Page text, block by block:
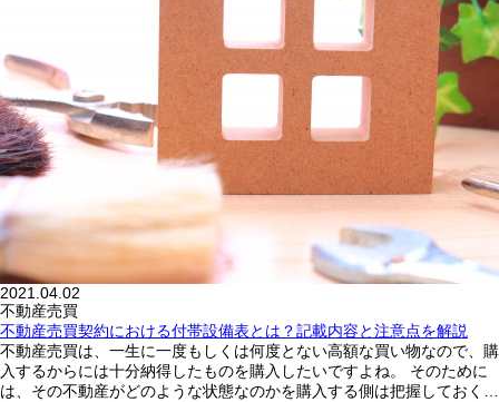
2021.04.02
不動産売買
不動産売買契約における付帯設備表とは？記載内容と注意点を解説
不動産売買は、一生に一度もしくは何度とない高額な買い物なので、購
入するからには十分納得したものを購入したいですよね。 そのために
は、その不動産がどのような状態なのかを購入する側は把握しておく…